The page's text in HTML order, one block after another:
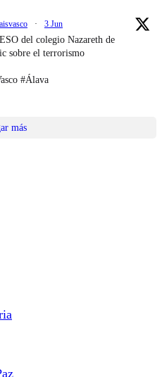
· 3 Jun
del colegio Nazareth de
sobre el terrorismo
#Álava
más